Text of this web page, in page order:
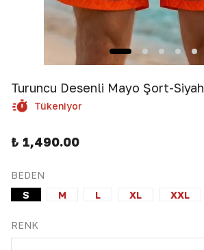
Turuncu Desenli Mayo Şort-Siyah
Tükeniyor
₺ 1,490.00
BEDEN
S
M L XL XXL
RENK